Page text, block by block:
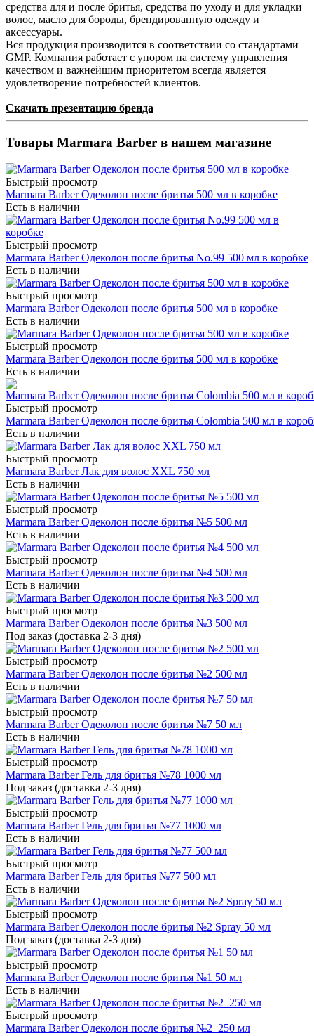
средства для и после бритья, средства по уходу и для укладки
волос, масло для бороды, брендированную одежду и
аксессуары.
Вся продукция производится в соответствии со стандартами
GMP. Компания работает с упором на систему управления
качеством и важнейшим приоритетом всегда является
удовлетворение потребностей клиентов.
Скачать презентацию бренда
Товары Marmara Barber в нашем магазине
Быстрый просмотр
Marmara Barber Одеколон после бритья 500 мл в коробке
Есть в наличии
Быстрый просмотр
Marmara Barber Одеколон после бритья No.99 500 мл в коробке
Есть в наличии
Быстрый просмотр
Marmara Barber Одеколон после бритья 500 мл в коробке
Есть в наличии
Быстрый просмотр
Marmara Barber Одеколон после бритья 500 мл в коробке
Есть в наличии
Быстрый просмотр
Marmara Barber Одеколон после бритья Colombia 500 мл в
Есть в наличии
Быстрый просмотр
Marmara Barber Лак для волос XXL 750 мл
Есть в наличии
Быстрый просмотр
Marmara Barber Одеколон после бритья №5 500 мл
Есть в наличии
Быстрый просмотр
Marmara Barber Одеколон после бритья №4 500 мл
Есть в наличии
Быстрый просмотр
Marmara Barber Одеколон после бритья №3 500 мл
Под заказ (доставка 2-3 дня)
Быстрый просмотр
Marmara Barber Одеколон после бритья №2 500 мл
Есть в наличии
Быстрый просмотр
Marmara Barber Одеколон после бритья №7 50 мл
Есть в наличии
Быстрый просмотр
Marmara Barber Гель для бритья №78 1000 мл
Под заказ (доставка 2-3 дня)
Быстрый просмотр
Marmara Barber Гель для бритья №77 1000 мл
Есть в наличии
Быстрый просмотр
Marmara Barber Гель для бритья №77 500 мл
Есть в наличии
Быстрый просмотр
Marmara Barber Одеколон после бритья №2 Spray 50 мл
Под заказ (доставка 2-3 дня)
Быстрый просмотр
Marmara Barber Одеколон после бритья №1 50 мл
Есть в наличии
Быстрый просмотр
Marmara Barber Одеколон после бритья №2 250 мл